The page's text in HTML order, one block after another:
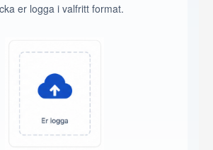
er logga i valfritt format.